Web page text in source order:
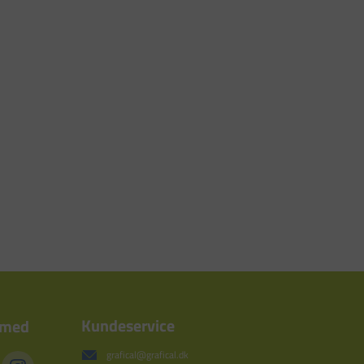
Kundeservice
grafical@grafical.dk